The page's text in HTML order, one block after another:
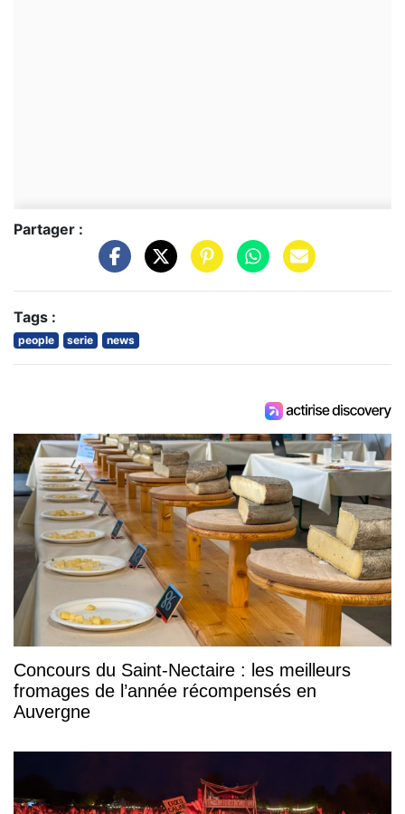
Partager :
Tags :
people serie news
Concours du Saint-Nectaire : les meilleurs
fromages de l’année récompensés en
Auvergne